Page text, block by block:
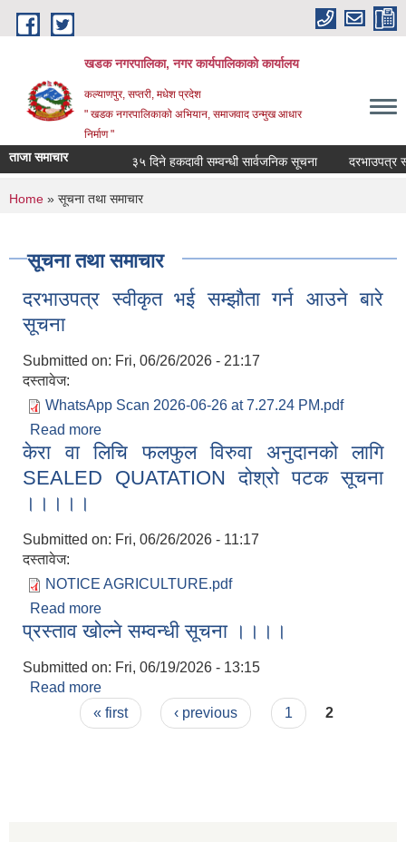
Skip to main content
खडक नगरपालिका, नगर कार्यपालिकाकाे कार्यालय
कल्याणपुर, सप्तरी, मधेश प्रदेश
" खडक नगरपालिकाको अभियान, समाजवाद उन्मुख आधार
निर्माण "
ताजा समाचार ३५ दिने हकदावी सम्वन्धी सार्वजनिक सूचना दरभाउपत्र
You are here
Home » सूचना तथा समाचार
सूचना तथा समाचार
दरभाउपत्र स्वीकृत भई सम्झौता गर्न आउने बारे
सूचना
Submitted on: Fri, 06/26/2026 - 21:17
दस्तावेज:
WhatsApp Scan 2026-06-26 at 7.27.24 PM.pdf
Read more
केरा वा लिचि फलफुल विरुवा अनुदानको लागि
SEALED QUATATION दोश्रो पटक सूचना
।।।।।
Submitted on: Fri, 06/26/2026 - 11:17
दस्तावेज:
NOTICE AGRICULTURE.pdf
Read more
SEALED QUATATION दोश्रो पटक सूचना ।।।।।
प्रस्ताव खोल्ने सम्वन्धी सूचना ।।।।
Submitted on: Fri, 06/19/2026 - 13:15
Read more
Pages« first ‹ previous 1 2